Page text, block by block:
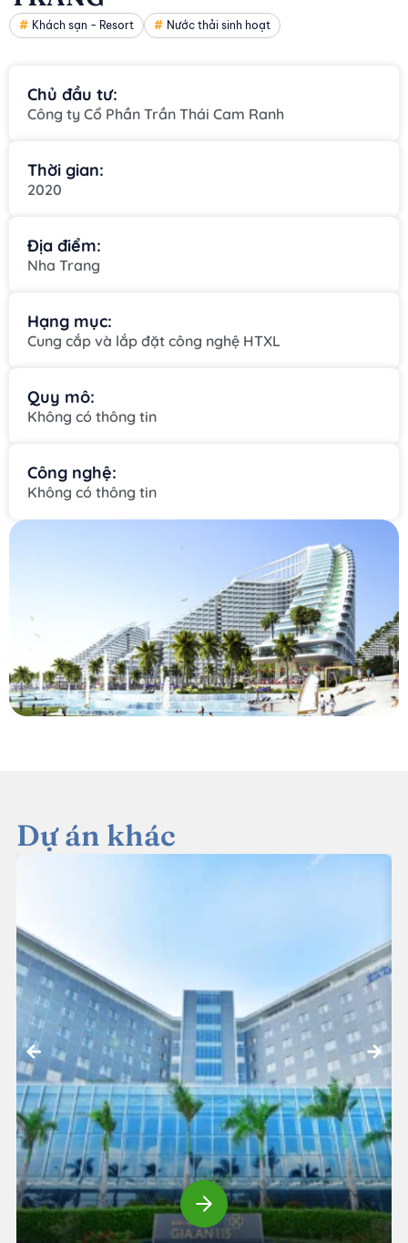
Khách sạn - Resort Nước thải sinh hoạt
Chủ đầu tư:
Công ty Cổ Phần Trần Thái Cam Ranh
Thời gian:
2020
Địa điểm:
Nha Trang
Hạng mục:
Cung cắp và lắp đặt công nghệ HTXL
Quy mô:
Không có thông tin
Công nghệ:
Không có thông tin
Dự án khác